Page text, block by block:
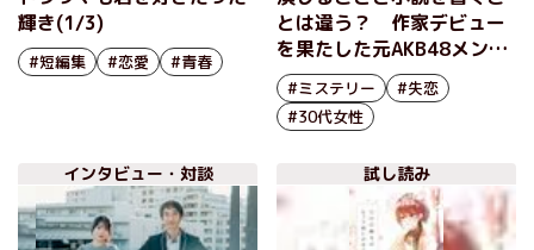
輝き(1/3)
#短編集 #恋愛 #青春
とは違う？ 作家デビュー
を果たした元AKB48メンバ
ーと小説の書き方について
語る──『恋の謎解きはヒ
ット曲にのせて』北原里英
#ミステリー
#失恋
#30代女性
インタビュー・対談 試し読み